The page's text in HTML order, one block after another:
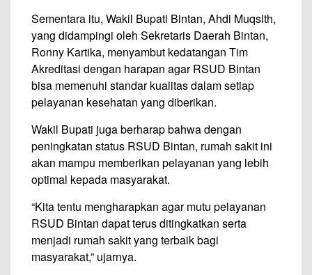
Sementara itu, Wakil Bupati Bintan, Ahdi Muqsith,
yang didampingi oleh Sekretaris Daerah Bintan,
Ronny Kartika, menyambut kedatangan Tim
Akreditasi dengan harapan agar RSUD Bintan
bisa memenuhi standar kualitas dalam setiap
pelayanan kesehatan yang diberikan.
Wakil Bupati juga berharap bahwa dengan
peningkatan status RSUD Bintan, rumah sakit ini
akan mampu memberikan pelayanan yang lebih
optimal kepada masyarakat.
“Kita tentu mengharapkan agar mutu pelayanan
RSUD Bintan dapat terus ditingkatkan serta
menjadi rumah sakit yang terbaik bagi
masyarakat,” ujarnya.